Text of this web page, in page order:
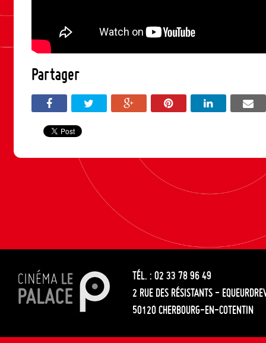
Partager
TÉL. : 02 33 78 96 49
2 RUE DES RÉSISTANTS -
50120 CHERBOURG-EN-COTENTIN